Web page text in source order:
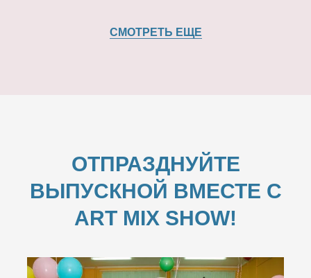
СМОТРЕТЬ ЕЩЕ
ОТПРАЗДНУЙТЕ
ВЫПУСКНОЙ ВМЕСТЕ С
ART MIX SHOW!